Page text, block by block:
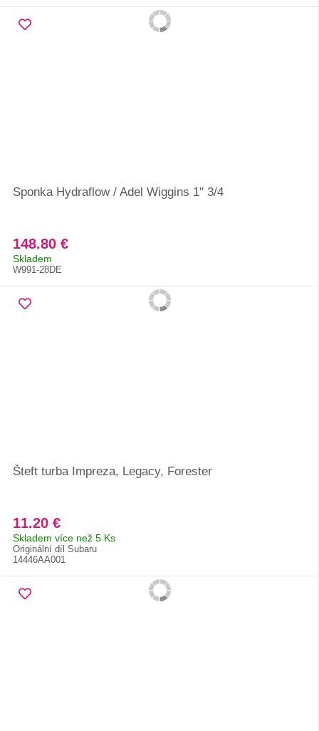
Sponka Hydraflow / Adel Wiggins 1" 3/4
148.80 €
Skladem
W991-28DE
Šteft turba Impreza, Legacy, Forester
11.20 €
Skladem více než 5 Ks
Originální díl Subaru
14446AA001